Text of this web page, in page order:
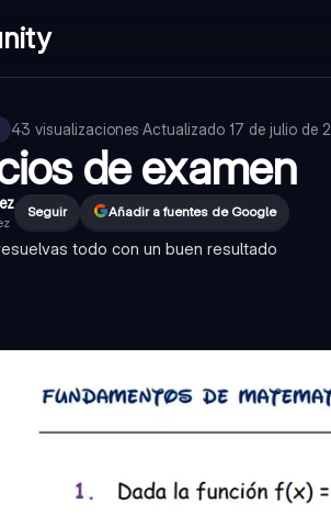
43 visualizaciones·Actualizado 17 de julio de
de examen
Seguir Añadir a fuentes de Google
todo con un buen resultado